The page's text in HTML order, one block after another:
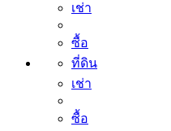
เช่า
ซื้อ
ที่ดิน
เช่า
ซื้อ